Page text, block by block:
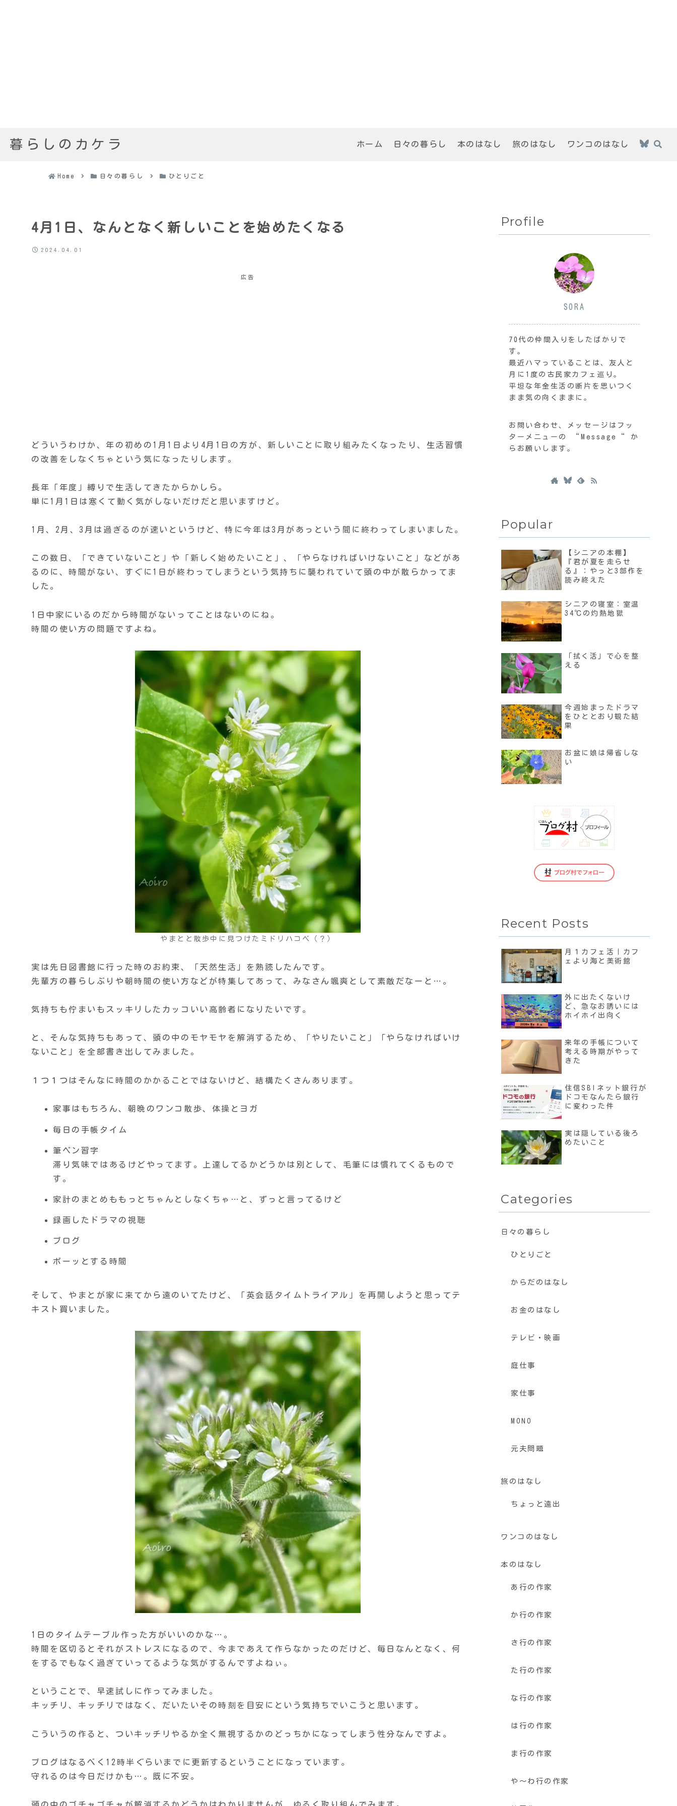
暮らしのカケラ ホーム 日々の暮らし 本のはなし 旅のはなし ワンコのはなし
Home 日々の暮らし ひとりごと
4月1日、なんとなく新しいことを始めたくなる
2024.04.01
広告
どういうわけか、年の初めの1月1日より4月1日の方が、新しいことに取り組みたくなったり、生活習慣
の改善をしなくちゃという気になったりします。
長年「年度」縛りで生活してきたからかしら。
単に1月1日は寒くて動く気がしないだけだと思いますけど。
1月、2月、3月は過ぎるのが速いというけど、特に今年は3月があっという間に終わってしまいました。
この数日、「できていないこと」や「新しく始めたいこと」、「やらなければいけないこと」などがあ
るのに、時間がない、すぐに1日が終わってしまうという気持ちに襲われていて頭の中が散らかってま
した。
1日中家にいるのだから時間がないってことはないのにね。
時間の使い方の問題ですよね。
やまとと散歩中に見つけたミドリハコベ（？）
実は先日図書館に行った時のお約束、「天然生活」を熟読したんです。
先輩方の暮らしぶりや朝時間の使い方などが特集してあって、みなさん颯爽として素敵だなーと…。
気持ちも佇まいもスッキリしたカッコいい高齢者になりたいです。
と、そんな気持ちもあって、頭の中のモヤモヤを解消するため、「やりたいこと」「やらなければいけ
ないこと」を全部書き出してみました。
１つ１つはそんなに時間のかかることではないけど、結構たくさんあります。
家事はもちろん、朝晩のワンコ散歩、体操とヨガ
毎日の手帳タイム
筆ペン習字
滞り気味ではあるけどやってます。上達してるかどうかは別として、毛筆には慣れてくるもので
す。
家計のまとめももっとちゃんとしなくちゃ…と、ずっと言ってるけど
録画したドラマの視聴
ブログ
ボーッとする時間
そして、やまとが家に来てから遠のいてたけど、「英会話タイムトライアル」を再開しようと思ってテ
キスト買いました。
1日のタイムテーブル作った方がいいのかな…。
時間を区切るとそれがストレスになるので、今まであえて作らなかったのだけど、毎日なんとなく、何
をするでもなく過ぎていってるような気がするんですよねぃ。
ということで、早速試しに作ってみました。
キッチリ、キッチリではなく、だいたいその時刻を目安にという気持ちでいこうと思います。
こういうの作ると、ついキッチリやるか全く無視するかのどっちかになってしまう性分なんですよ。
ブログはなるべく12時半ぐらいまでに更新するということになっています。
守れるのは今日だけかも…。既に不安。
Profile
SORA
70代の仲間入りをしたばかりで
す。
最近ハマっていることは、友人と
月に1度の古民家カフェ巡り。
平坦な年金生活の断片を思いつく
まま気の向くままに。
お問い合わせ、メッセージはフッ
ターメニューの “Message“ か
らお願いします。
Popular
【シニアの本棚】
『君が夏を走らせ
る』：やっと3部作を
読み終えた
シニアの寝室：室温
34℃の灼熱地獄
「拭く活」で心を整
える
今週始まったドラマ
をひととおり観た結
果
お盆に娘は帰省しな
い
Recent Posts
月１カフェ活｜カフ
ェより海と美術館
外に出たくないけ
ど、急なお誘いには
ホイホイ出向く
来年の手帳について
考える時期がやって
きた
住信SBIネット銀行が
ドコモなんたら銀行
に変わった件
実は隠している後ろ
めたいこと
Categories
日々の暮らし
ひとりごと
からだのはなし
お金のはなし
テレビ・映画
庭仕事
家仕事
MONO
元夫問題
旅のはなし
ちょっと遠出
ワンコのはなし
本のはなし
あ行の作家
か行の作家
さ行の作家
た行の作家
な行の作家
は行の作家
ま行の作家
や〜わ行の作家